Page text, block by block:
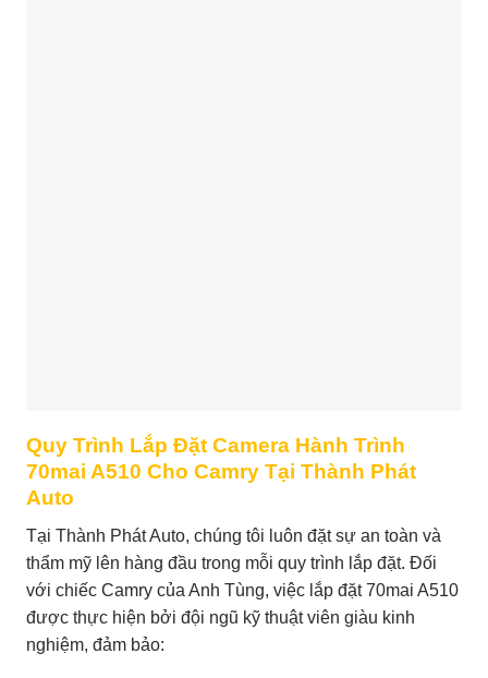
Quy Trình Lắp Đặt Camera Hành Trình
70mai A510 Cho Camry Tại Thành Phát
Auto
Tại Thành Phát Auto, chúng tôi luôn đặt sự an toàn và
thẩm mỹ lên hàng đầu trong mỗi quy trình lắp đặt. Đối
với chiếc Camry của Anh Tùng, việc lắp đặt 70mai A510
được thực hiện bởi đội ngũ kỹ thuật viên giàu kinh
nghiệm, đảm bảo: